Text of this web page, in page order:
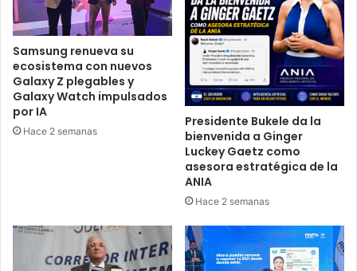
Samsung renueva su
ecosistema con nuevos
Galaxy Z plegables y
Galaxy Watch impulsados
por IA
Hace 2 semanas
Presidente Bukele da la
bienvenida a Ginger
Luckey Gaetz como
asesora estratégica de la
ANIA
Hace 2 semanas